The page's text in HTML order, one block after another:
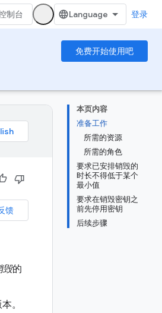
制台 登录
免费开始使用吧
本页内容
准备工作
所需的资源
所需的角色
要求已安排销毁的
时长不得低于某个
最小值
要求在销毁密钥之
前先停用密钥
后续步骤
馈
毁的
。